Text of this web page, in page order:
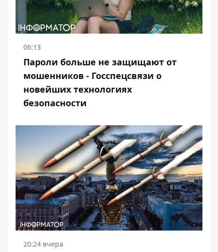
06:13
Пароли больше не защищают от
мошенников - Госспецсвязи о
новейших технологиях
безопасности
20:24 вчера